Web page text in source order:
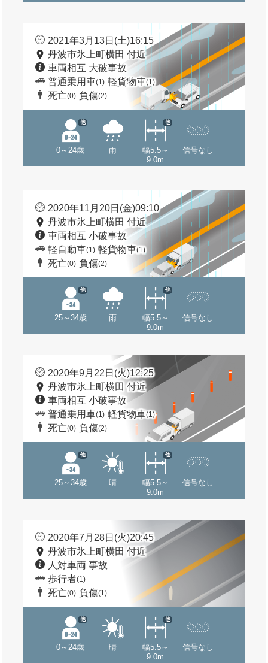
2021年3月13日(土)16:15
丹波市氷上町横田 付近
車両相互 大破事故
普通乗用車(1) 軽貨物車(1)
死亡(0) 負傷(2)
0～24歳
他
雨
幅5.5～
9.0m
他
信号なし
2020年11月20日(金)09:10
丹波市氷上町横田 付近
車両相互 小破事故
軽自動車(1) 軽貨物車(1)
死亡(0) 負傷(2)
25～34歳
他
雨
幅5.5～
9.0m
他
信号なし
2020年9月22日(火)12:25
丹波市氷上町横田 付近
車両相互 小破事故
普通乗用車(1) 軽貨物車(1)
死亡(0) 負傷(2)
25～34歳
他
晴
幅5.5～
9.0m
他
信号なし
2020年7月28日(火)20:45
丹波市氷上町横田 付近
人対車両 事故
歩行者(1)
死亡(0) 負傷(1)
0～24歳
他
晴
幅5.5～
9.0m
他
信号なし